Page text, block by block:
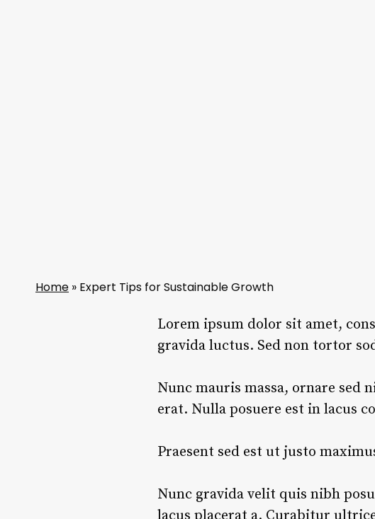
Home » Expert Tips for Sustainable Growth
Lorem ipsum dolor sit amet,
gravida luctus. Sed non tortor
Nunc mauris massa, ornare sed
erat. Nulla posuere est in lacus
Praesent sed est ut justo
Nunc gravida velit quis nibh